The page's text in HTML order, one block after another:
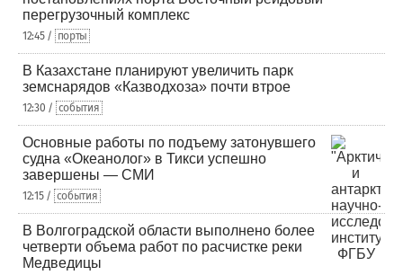
перегрузочный комплекс
12:45 / порты
В Казахстане планируют увеличить парк
земснарядов «Казводхоза» почти втрое
12:30 / события
Основные работы по подъему затонувшего
судна «Океанолог» в Тикси успешно
завершены — СМИ
12:15 / события
В Волгоградской области выполнено более
четверти объема работ по расчистке реки
Медведицы